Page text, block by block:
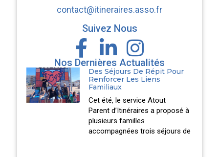
contact@itineraires.asso.fr
Suivez Nous
Nos Dernières Actualités
Des Séjours De Répit Pour
Renforcer Les Liens
Familiaux
Cet été, le service Atout
Parent d’Itinéraires a proposé à
plusieurs familles
accompagnées trois séjours de